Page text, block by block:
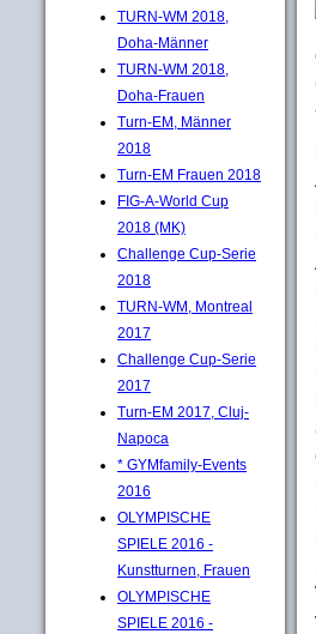
TURN-WM 2018,
Doha-Männer
TURN-WM 2018,
Doha-Frauen
Turn-EM, Männer
2018
Turn-EM Frauen 2018
FIG-A-World Cup
2018 (MK)
Challenge Cup-Serie
2018
TURN-WM, Montreal
2017
Challenge Cup-Serie
2017
Turn-EM 2017, Cluj-
Napoca
* GYMfamily-Events
2016
OLYMPISCHE
SPIELE 2016 -
Kunstturnen, Frauen
OLYMPISCHE
SPIELE 2016 -